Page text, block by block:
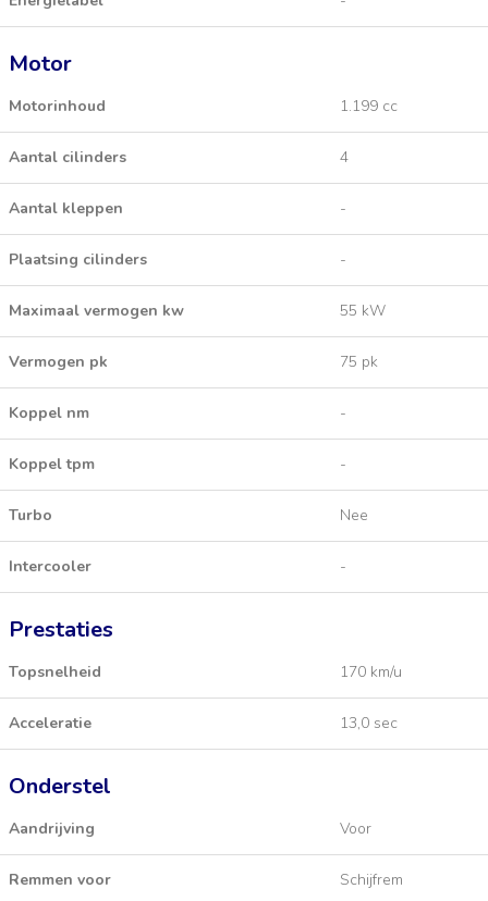
Motor
Motorinhoud 1.199 cc
Aantal cilinders 4
Aantal kleppen -
Plaatsing cilinders -
Maximaal vermogen kw 55 kW
Vermogen pk 75 pk
Koppel nm -
Koppel tpm -
Turbo Nee
Intercooler -
Prestaties
Topsnelheid 170 km/u
Acceleratie 13,0 sec
Onderstel
Aandrijving Voor
Remmen voor Schijfrem